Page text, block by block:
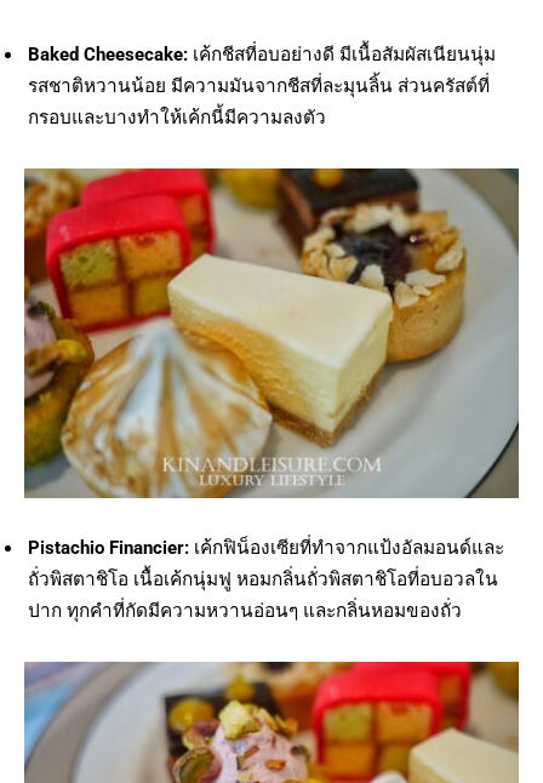
Baked Cheesecake: เค้กชีสที่อบอย่างดี มีเนื้อสัมผัสเนียนนุ่ม
รสชาติหวานน้อย มีความมันจากชีสที่ละมุนลิ้น ส่วนครัสต์ที่
กรอบและบางทำให้เค้กนี้มีความลงตัว
Pistachio Financier: เค้กฟิน็องเซียที่ทำจากแป้งอัลมอนด์และ
ถั่วพิสตาชิโอ เนื้อเค้กนุ่มฟู หอมกลิ่นถั่วพิสตาชิโอที่อบอวลใน
ปาก ทุกคำที่กัดมีความหวานอ่อนๆ และกลิ่นหอมของถั่ว